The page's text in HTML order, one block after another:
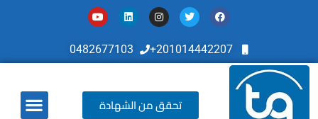
201014442207+
0482677103
تحقق من الشهادة